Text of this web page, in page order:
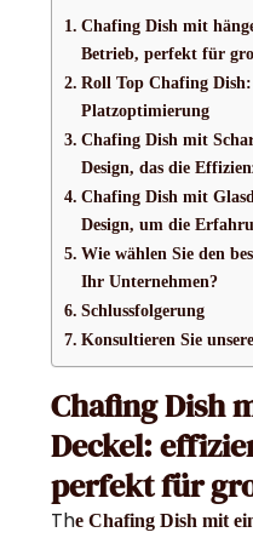
Chafing Dish mit
Betrieb, perfekt für
Roll Top Chafing
Platzoptimierung
Chafing Dish mit
Design, das die
Chafing Dish mit
Design, um die
Wie wählen Sie den
Ihr Unternehmen?
Schlussfolgerung
Konsultieren Sie
Chafing Dish
Deckel:
perfekt für
The Chafing Dish mit